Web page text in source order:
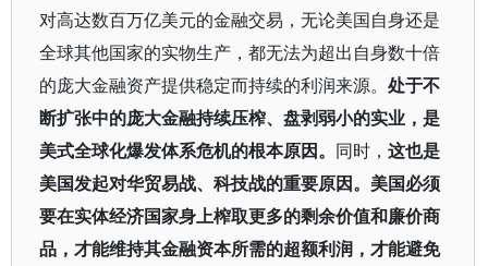
对高达数百万亿美元的金融交易，无论美国自身还是
全球其他国家的实物生产，都无法为超出自身数十倍
的庞大金融资产提供稳定而持续的利润来源。 处于不
断扩张中的庞大金融持续压榨、盘剥弱小的实业，是
美式全球化爆发体系危机的根本原因。 同时， 这也是
美国发起对华贸易战、科技战的重要原因。美国必须
要在实体经济国家身上榨取更多的剩余价值和廉价商
品，才能维持其金融资本所需的超额利润，才能避免